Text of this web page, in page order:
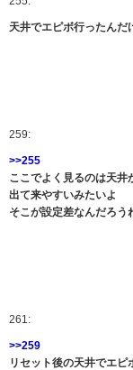
天井でエピボ行ったんだ
259:
>>255
ここでよく見るのは天井
出て来やすいみたいよ
そこが設定差なんだろう
261:
>>259
リセット後の天井でエピ